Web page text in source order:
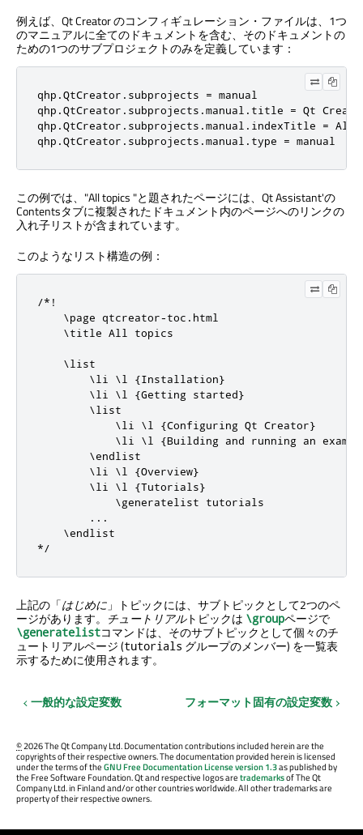
例えば、 Qt Creatorのコンフィギュレーション・ファイルは、1つ
のマニュアルに全てのドキュメントを含む、そのドキュメントの
ための1つのサブプロジェクトのみを定義しています：
qhp.QtCreator.subprojects = manual
qhp.QtCreator.subprojects.manual.title = Qt
qhp.QtCreator.subprojects.manual.indexTitle = All
qhp.QtCreator.subprojects.manual.type = manual
この例では、"All topics "と題されたページには、 Qt Assistant'の
Contentsタブに複製されたドキュメント内のページへのリンクの
入れ子リストが含まれています。
このようなリスト構造の例：
/*!
    \page qtcreator-toc.html
    \title All topics
    \list
        \li \l {Installation}
        \li \l {Getting started}
        \list
            \li \l {Configuring Qt Creator}
\li \l {Building and running an
        \endlist
        \li \l {Overview}
        \li \l {Tutorials}
            \generatelist tutorials
        ...
    \endlist
*/
上記の「はじめに」トピックには、サブトピックとして2つのペ
ージがあります。 チュートリアルトピックは \groupページで
\generatelistコマンドは、そのサブトピックとして個々のチ
ュートリアルページ (tutorials グループのメンバー) を一覧表
示するために使用されます。
一般的な設定変数 フォーマット固有の設定変数
©2026 The Qt Company Ltd. Documentation contributions included herein are the
copyrights of their respective owners. The documentation provided herein is licensed
under the terms of theGNU Free Documentation License version 1.3as published by
the Free Software Foundation. Qt and respective logos aretrademarksof The Qt
Company Ltd. in Finland and/or other countries worldwide. All other trademarks are
property of their respective owners.